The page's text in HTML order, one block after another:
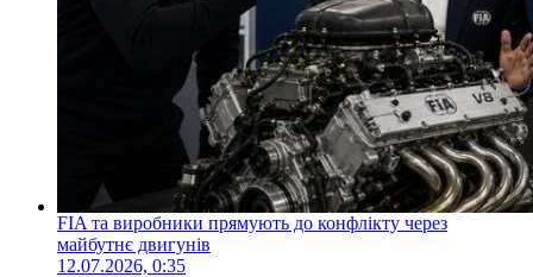
FIA та виробники прямують до конфлікту через
майбутнє двигунів
12.07.2026, 0:35